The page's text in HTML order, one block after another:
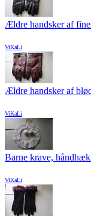
Ældre handsker af
ViKaLi
Ældre handsker af
ViKaLi
Barne krave,
ViKaLi